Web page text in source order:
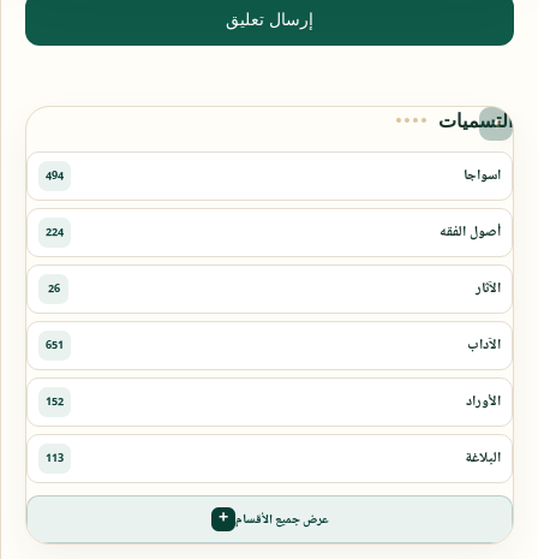
إرسال تعليق
التسميات
عرض جميع الأقسام